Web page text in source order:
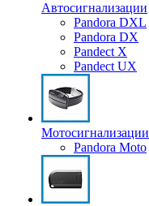
Автосигнализации
Pandora DXL
Pandora DX
Pandect X
Pandect UX
Мотосигнализации
Pandora Moto